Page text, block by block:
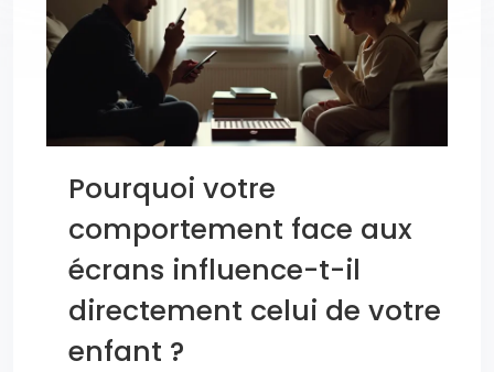
Pourquoi votre
comportement face aux
écrans influence-t-il
directement celui de votre
enfant ?